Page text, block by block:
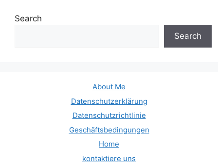
Search
Search
About Me
Datenschutzerklärung
Datenschutzrichtlinie
Geschäftsbedingungen
Home
kontaktiere uns